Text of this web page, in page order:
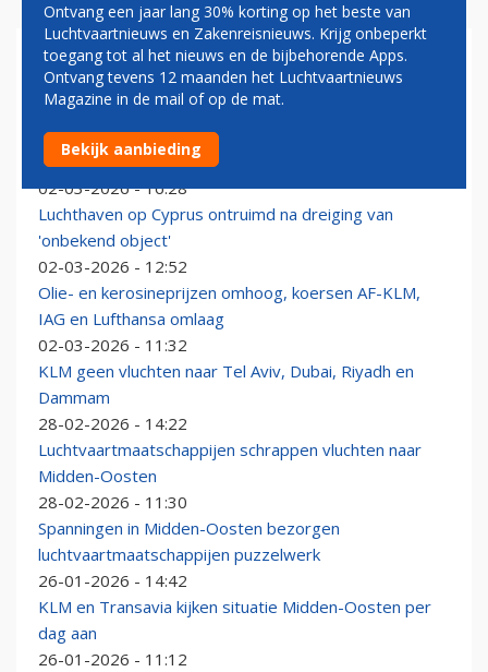
MIDDEN-OOSTEN
Vraag naar privéjets vanuit Midden-Oosten neemt
hard toe
02-03-2026 - 16:28
Luchthaven op Cyprus ontruimd na dreiging van
'onbekend object'
02-03-2026 - 12:52
Olie- en kerosineprijzen omhoog, koersen AF-KLM,
IAG en Lufthansa omlaag
02-03-2026 - 11:32
KLM geen vluchten naar Tel Aviv, Dubai, Riyadh en
Dammam
28-02-2026 - 14:22
Luchtvaartmaatschappijen schrappen vluchten naar
Midden-Oosten
28-02-2026 - 11:30
Spanningen in Midden-Oosten bezorgen
luchtvaartmaatschappijen puzzelwerk
26-01-2026 - 14:42
KLM en Transavia kijken situatie Midden-Oosten per
dag aan
26-01-2026 - 11:12
Ontvang een jaar lang 30% korting op het beste van
Luchtvaartnieuws en Zakenreisnieuws. Krijg onbeperkt
toegang tot al het nieuws en de bijbehorende Apps.
Ontvang tevens 12 maanden het Luchtvaartnieuws
Magazine in de mail of op de mat.
Bekijk aanbieding